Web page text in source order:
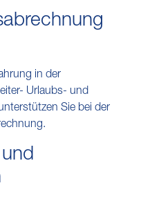
in der
Urlaubs- und
Sie bei der